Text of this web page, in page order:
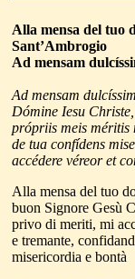
Alla mensa del tuo
Sant’Ambrogio
Ad mensam
Ad mensam
Dómine Iesu
própriis meis méritis
de tua confídens
accédere véreor et
Alla mensa del tuo
buon Signore Gesù
privo di meriti, mi
e tremante,
misericordia e bontà